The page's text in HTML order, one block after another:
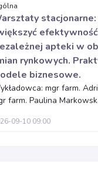
stacjonarne:
efektywność
apteki w
rynkowych.
biznesowe.
mgr farm.
farm. Paulina
09-10 09:00